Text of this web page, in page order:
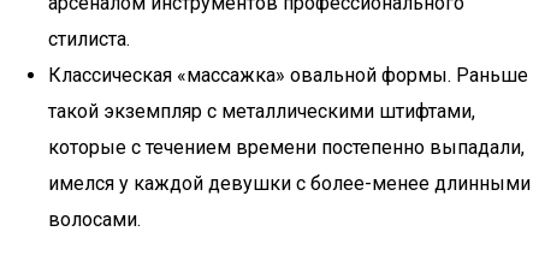
стилиста.
Классическая «массажка» овальной формы. Раньше
такой экземпляр с металлическими штифтами,
которые с течением времени постепенно выпадали,
имелся у каждой девушки с более-менее длинными
волосами.